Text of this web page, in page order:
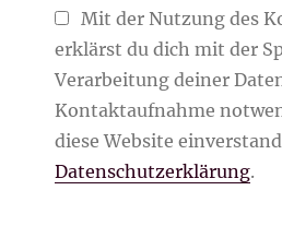
Mit der Nutzung des
erklärst du dich mit der
Verarbeitung deiner
Kontaktaufnahme
diese Website
Datenschutzerklärung.